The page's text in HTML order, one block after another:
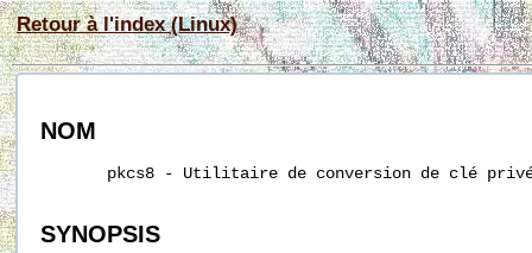
Retour à l'index (Linux)
NOM
pkcs8 - Utilitaire de conversion de clé
SYNOPSIS